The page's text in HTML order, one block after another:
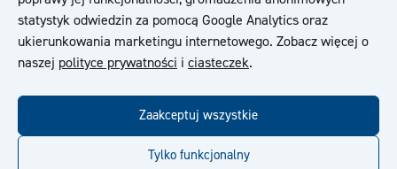
statystyk odwiedzin za pomocą Google Analytics oraz
ukierunkowania marketingu internetowego. Zobacz więcej o
naszej polityce prywatności i ciasteczek.
Zaakceptuj wszystkie
Tylko funkcjonalny
OWS